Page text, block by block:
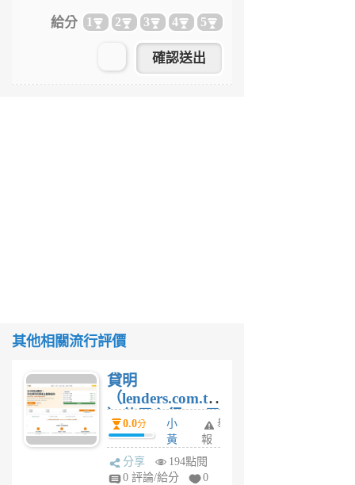
給分 1 2 3 4 5
其他相關流行評價
貸明
（lenders.com.tw
）使用心得 — 民
間貸款比較平台
體驗
0.0分
小
黃
蜂
1
舉
報
分享
194點閱
0 評論/給分
0